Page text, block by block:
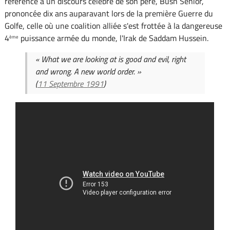
prononcée dix ans auparavant lors de la première Guerre du
Golfe, celle où une coalition alliée s'est frottée à la dangereuse
4èmepuissance armée du monde, l'Irak de Saddam Hussein.
« What we are looking at is good and evil, right
and wrong. A new world order. »
(11 Septembre 1991)